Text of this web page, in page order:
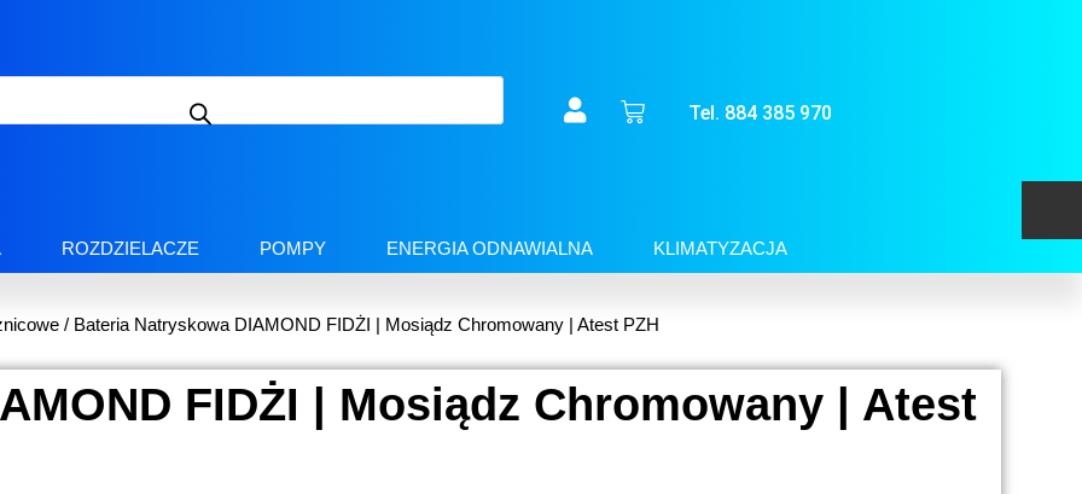
Tel. 884 385 970
ROZDZIELACZE POMPY ENERGIA ODNAWIALNA KLIMATYZACJA
/ Bateria Natryskowa DIAMOND FIDŻI | Mosiądz Chromowany | Atest PZH
FIDŻI | Mosiądz Chromowany | Atest